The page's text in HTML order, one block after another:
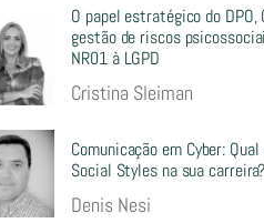
O papel estratégico do DPO,
gestão de riscos
NR01 à LGPD
Cristina Sleiman
Comunicação em Cyber:
Social Styles na sua carreira?
Denis Nesi